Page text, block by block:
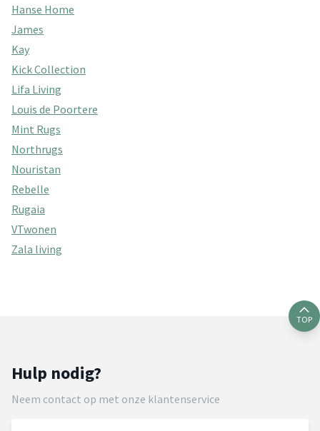
Hanse Home
James
Kay
Kick Collection
Lifa Living
Louis de Poortere
Mint Rugs
Northrugs
Nouristan
Rebelle
Rugaia
VTwonen
Zala living
TOP
Hulp nodig?
Neem contact op met onze klantenservice